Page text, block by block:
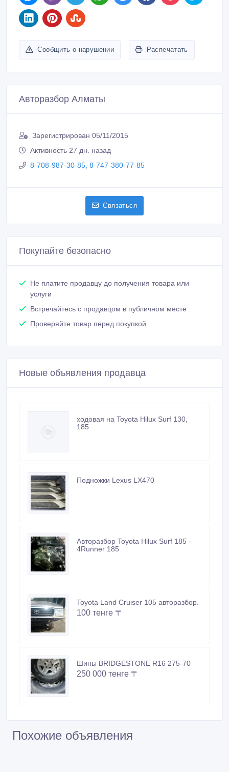
Сообщить о нарушении Распечатать
Авторазбор Алматы
Зарегистрирован 05/11/2015
Активность 27 дн. назад
8-708-987-30-85, 8-747-380-77-85
Связаться
Покупайте безопасно
Не платите продавцу до получения товара или
услуги
Встречайтесь с продавцом в публичном месте
Проверяйте товар перед покупкой
Новые объявления продавца
ходовая на Toyota Hilux Surf 130,
185
Подножки Lexus LX470
Авторазбор Toyota Hilux Surf 185 -
4Runner 185
Toyota Land Cruiser 105 авторазбор.
100 тенге 〒
Шины BRIDGESTONE R16 275-70
250 000 тенге 〒
Похожие объявления